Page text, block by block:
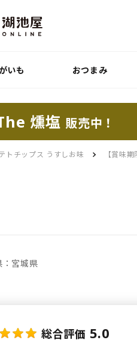
いも おつまみ
燻塩 販売中！
トチップス うすしお味 【賞味
宮城県
総合評価 5.0